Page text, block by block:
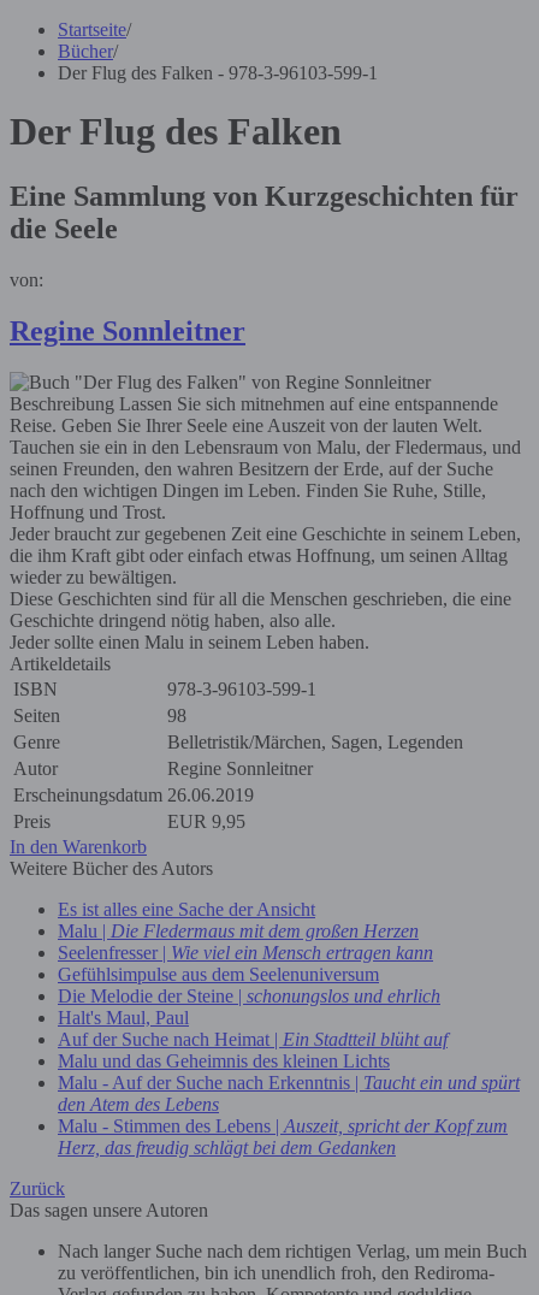
Startseite/
Bücher/
Der Flug des Falken - 978-3-96103-599-1
Der Flug des Falken
Eine Sammlung von Kurzgeschichten für
die Seele
von:
Regine Sonnleitner
Beschreibung Lassen Sie sich mitnehmen auf eine entspannende
Reise. Geben Sie Ihrer Seele eine Auszeit von der lauten Welt.
Tauchen sie ein in den Lebensraum von Malu, der Fledermaus, und
seinen Freunden, den wahren Besitzern der Erde, auf der Suche
nach den wichtigen Dingen im Leben. Finden Sie Ruhe, Stille,
Hoffnung und Trost.
Jeder braucht zur gegebenen Zeit eine Geschichte in seinem Leben,
die ihm Kraft gibt oder einfach etwas Hoffnung, um seinen Alltag
wieder zu bewältigen.
Diese Geschichten sind für all die Menschen geschrieben, die eine
Geschichte dringend nötig haben, also alle.
Jeder sollte einen Malu in seinem Leben haben.
Artikeldetails
ISBN
978-3-96103-599-1
Seiten
98
Genre
Belletristik/Märchen, Sagen, Legenden
Autor
Regine Sonnleitner
Erscheinungsdatum 26.06.2019
Preis
EUR 9,95
In den Warenkorb
Weitere Bücher des Autors
Es ist alles eine Sache der Ansicht
Malu | Die Fledermaus mit dem großen Herzen
Seelenfresser | Wie viel ein Mensch ertragen kann
Gefühlsimpulse aus dem Seelenuniversum
Die Melodie der Steine | schonungslos und ehrlich
Halt's Maul, Paul
Auf der Suche nach Heimat | Ein Stadtteil blüht auf
Malu und das Geheimnis des kleinen Lichts
Malu - Auf der Suche nach Erkenntnis | Taucht ein und spürt
den Atem des Lebens
Malu - Stimmen des Lebens | Auszeit, spricht der Kopf zum
Herz, das freudig schlägt bei dem Gedanken
Zurück
Das sagen unsere Autoren
Nach langer Suche nach dem richtigen Verlag, um mein Buch
zu veröffentlichen, bin ich unendlich froh, den Rediroma-